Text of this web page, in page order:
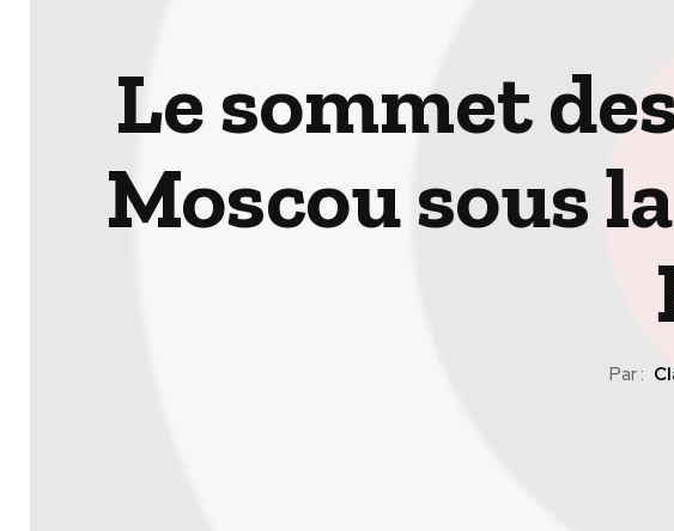
Le sommet
Moscou sous
Par :